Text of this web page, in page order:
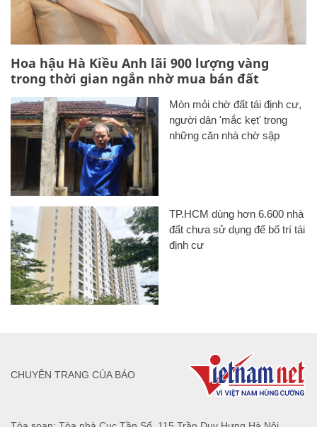
Hoa hậu Hà Kiều Anh lãi 900 lượng vàng
trong thời gian ngắn nhờ mua bán đất
Mòn mỏi chờ đất tái định cư,
người dân 'mắc kẹt' trong
những căn nhà chờ sập
TP.HCM dùng hơn 6.600 nhà
đất chưa sử dụng để bố trí tái
định cư
CHUYÊN TRANG CỦA BÁO